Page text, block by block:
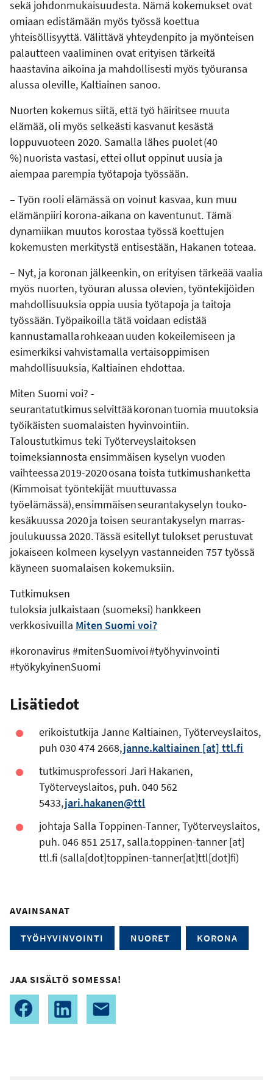
sekä johdonmukaisuudesta. Nämä kokemukset ovat
omiaan edistämään myös työssä koettua
yhteisöllisyyttä. Välittävä yhteydenpito ja myönteisen
palautteen vaaliminen ovat erityisen tärkeitä
haastavina aikoina ja mahdollisesti myös työuransa
alussa oleville, Kaltiainen sanoo.
Nuorten kokemus siitä, että työ häiritsee muuta
elämää, oli myös selkeästi kasvanut kesästä
loppuvuoteen 2020. Samalla lähes puolet (40
%) nuorista vastasi, ettei ollut oppinut uusia ja
aiempaa parempia työtapoja työssään.
– Työn rooli elämässä on voinut kasvaa, kun muu
elämänpiiri korona-aikana on kaventunut. Tämä
dynamiikan muutos korostaa työssä koettujen
kokemusten merkitystä entisestään, Hakanen toteaa.
– Nyt, ja koronan jälkeenkin, on erityisen tärkeää vaalia
myös nuorten, työuran alussa olevien, työntekijöiden
mahdollisuuksia oppia uusia työtapoja ja taitoja
työssään. Työpaikoilla tätä voidaan edistää
kannustamalla rohkeaan uuden kokeilemiseen ja
esimerkiksi vahvistamalla vertaisoppimisen
mahdollisuuksia, Kaltiainen ehdottaa.
Miten Suomi voi? -
seurantatutkimus selvittää koronan tuomia muutoksia
työikäisten suomalaisten hyvinvointiin.
Taloustutkimus teki Työterveyslaitoksen
toimeksiannosta ensimmäisen kyselyn vuoden
vaihteessa 2019-2020 osana toista tutkimushanketta
(Kimmoisat työntekijät muuttuvassa
työelämässä), ensimmäisen seurantakyselyn touko-
kesäkuussa 2020 ja toisen seurantakyselyn marras-
joulukuussa 2020. Tässä esitellyt tulokset perustuvat
jokaiseen kolmeen kyselyyn vastanneiden 757 työssä
käyneen suomalaisen kokemuksiin.
Tutkimuksen
tuloksia julkaistaan (suomeksi) hankkeen
verkkosivuilla Miten Suomi voi?
#koronavirus #mitenSuomivoi #työhyvinvointi
#työkykyinenSuomi
Lisätiedot
erikoistutkija Janne Kaltiainen, Työterveyslaitos,
puh 030 474 2668,janne.kaltiainen [at]ttl.fi
tutkimusprofessori Jari Hakanen,
Työterveyslaitos, puh. 040 562
5433,jari.hakanen@ttl
johtaja Salla Toppinen-Tanner, Työterveyslaitos,
puh. 046 851 2517,salla.toppinen-tanner[at]
ttl.fi (salla[dot]toppinen-tanner[at]ttl[dot]fi)
AVAINSANAT
TYÖHYVINVOINTI NUORET KORONA
JAA SISÄLTÖ SOMESSA!